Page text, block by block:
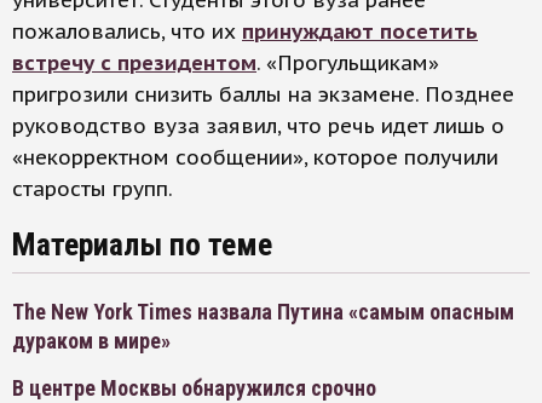
пожаловались, что их принуждают посетить
встречу с президентом. «Прогульщикам»
пригрозили снизить баллы на экзамене. Позднее
руководство вуза заявил, что речь идет лишь о
«некорректном сообщении», которое получили
старосты групп.
Материалы по теме
The New York Times назвала Путина «самым опасным
дураком в мире»
В центре Москвы обнаружился срочно